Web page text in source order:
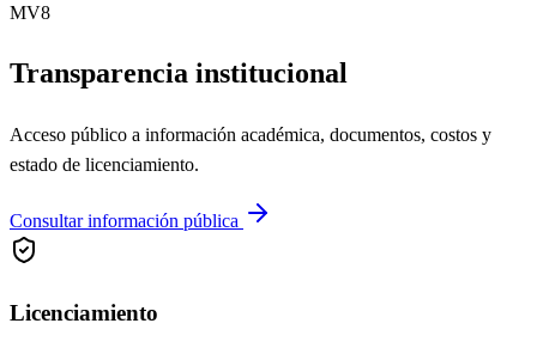
MV8
Transparencia institucional
Acceso público a información académica, documentos, costos y
estado de licenciamiento.
Consultar información pública
Licenciamiento